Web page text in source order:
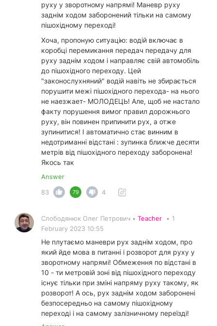
руху у зворотному напрямі! Маневр руху
заднім ходом заборонений тільки на самому
пішохідному переході!
Хоча, пропоную ситуацію: водій включає в
коробці перемикання передач передачу для
руху заднім ходом і направляє свій автомобіль
до пішохідного переходу. Цей
"законослухняний" водій навіть не збирається
порушити межі пішохідного перехода- на нього
не наезжает- МОЛОДЕЦЬ! Але, щоб не настало
факту порушення вимог правил дорожнього
руху, він повинен припинити рух, а отже
зупинитися! І автоматично стає винним в
недотриманні відстані : зупинка ближче десяти
метрів від пішохідного переходу заборонена!
Якось так
Answer
83
79 4
Слободянюк Олег Петрович • Teacher • 1
February 2023 10:55
Не плутаємо маневри рух заднім ходом, про
який йде мова в питанні і розворот для руху у
зворотному напрямі! Обмеження по відстані в
10 - ти метровій зоні від пішохідного переходу
існує тільки при зміні напряму руху такому, як
розворот! А ось, рух заднім ходом заборонені
безпосередньо на самому пішохідному
переході і на самому залізничному переїзді!